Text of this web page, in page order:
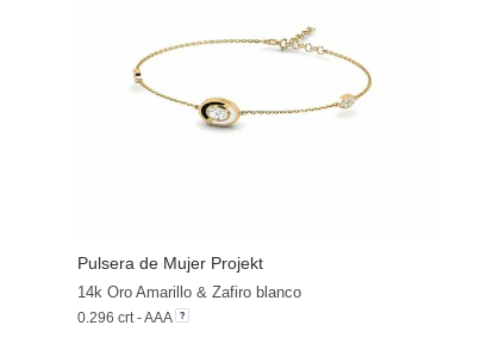
Pulsera de Mujer Projekt
14k Oro Amarillo & Zafiro blanco
0.296 crt - AAA